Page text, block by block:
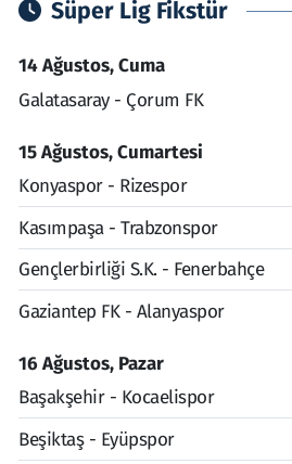
Süper Lig Fikstür
14 Ağustos, Cuma
Galatasaray - Çorum FK
15 Ağustos, Cumartesi
Konyaspor - Rizespor
Kasımpaşa - Trabzonspor
Gençlerbirliği S.K. - Fenerbahçe
Gaziantep FK - Alanyaspor
16 Ağustos, Pazar
Başakşehir - Kocaelispor
Beşiktaş - Eyüpspor